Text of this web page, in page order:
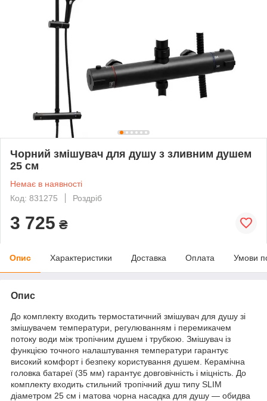
Чорний змішувач для душу з зливним душем
25 см
Немає в наявності
Код: 831275
Роздріб
3 725 ₴
Опис Характеристики Доставка Оплата Умови
Опис
До комплекту входить термостатичний змішувач для душу зі
змішувачем температури, регулюванням і перемикачем
потоку води між тропічним душем і трубкою. Змішувач із
функцією точного налаштування температури гарантує
високий комфорт і безпеку користування душем. Керамічна
головка батареї (35 мм) гарантує довговічність і міцність. До
комплекту входить стильний тропічний душ типу SLIM
діаметром 25 см і матова чорна насадка для душу — обидва